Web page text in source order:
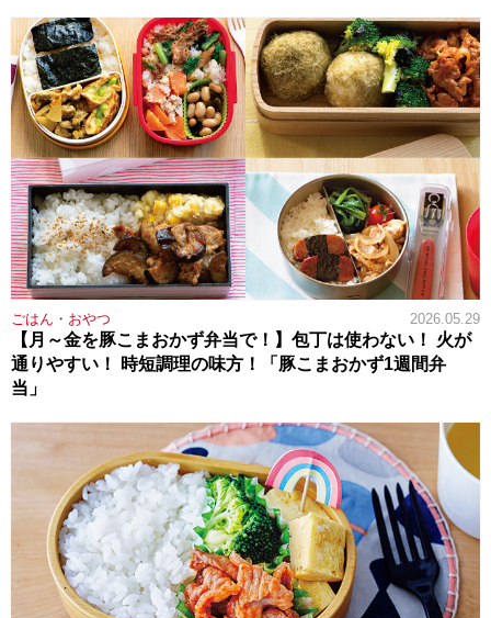
ごはん・おやつ 2026.05.29
【月～金を豚こまおかず弁当で！】包丁は使わない！ 火が
通りやすい！ 時短調理の味方！「豚こまおかず1週間弁
当」